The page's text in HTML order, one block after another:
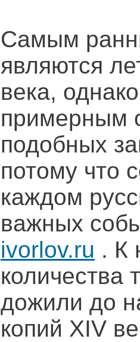
Самым
являются
века,
примерным
подобных
потому что
каждом
важных
ivorlov.ru . К
количества
дожили до
копий XIV